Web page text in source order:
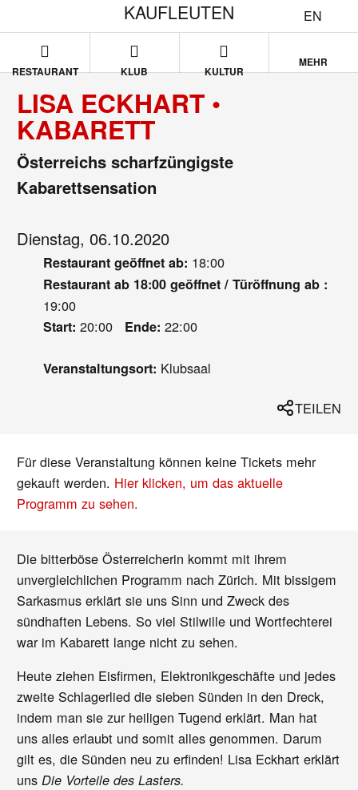
EN
KAUFLEUTEN
RESTAURANT KLUB KULTUR
MEHR
LISA ECKHART •
KABARETT
Österreichs scharfzüngigste
Kabarettsensation
Dienstag, 06.10.2020
Restaurant geöffnet ab: 18:00
Restaurant ab 18:00 geöffnet / Türöffnung ab :
19:00
Start: 20:00 Ende: 22:00
Veranstaltungsort: Klubsaal
TEILEN
Für diese Veranstaltung können keine Tickets mehr
gekauft werden. Hier klicken, um das aktuelle
Programm zu sehen.
Die bitterböse Österreicherin kommt mit ihrem
unvergleichlichen Programm nach Zürich. Mit bissigem
Sarkasmus erklärt sie uns Sinn und Zweck des
sündhaften Lebens. So viel Stilwille und Wortfechterei
war im Kabarett lange nicht zu sehen.
Heute ziehen Eisfirmen, Elektronikgeschäfte und jedes
zweite Schlagerlied die sieben Sünden in den Dreck,
indem man sie zur heiligen Tugend erklärt. Man hat
uns alles erlaubt und somit alles genommen. Darum
gilt es, die Sünden neu zu erfinden! Lisa Eckhart erklärt
unsDie Vorteile des Lasters.